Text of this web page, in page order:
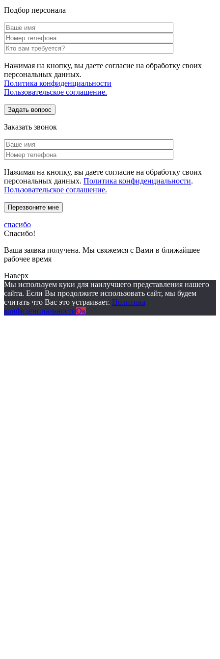
Подбор персонала
Нажимая на кнопку, вы даете согласие на обработку своих
персональных данных.
Политика конфиденциальности
Пользовательское соглашение.
Заказать звонок
Нажимая на кнопку, вы даете согласие на обработку своих
персональных данных. Политика конфиденциальности.
Пользовательское соглашение.
спасибо
Спасибо!
Ваша заявка получена. Мы свяжемся с Вами в ближайшее
рабочее время
Наверх
Мы используем куки для наилучшего представления нашего
сайта. Если Вы продолжите использовать сайт, мы будем
считать что Вас это устраивает. Политика
конфиденциальностиОк